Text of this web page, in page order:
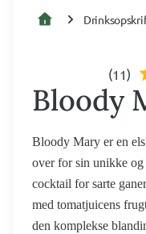
(11)
Bloody
Bloody Mary er en
over for sin unikke
cocktail for sarte
med tomatjuicens
den komplekse